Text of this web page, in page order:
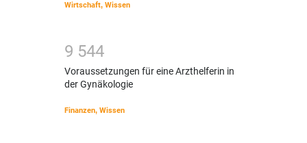
Wirtschaft, Wissen
9 544
Voraussetzungen für eine Arzthelferin in
der Gynäkologie
Finanzen, Wissen